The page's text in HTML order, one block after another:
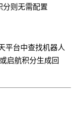
分则无需配置
平台中查找机器人
启航积分生成回